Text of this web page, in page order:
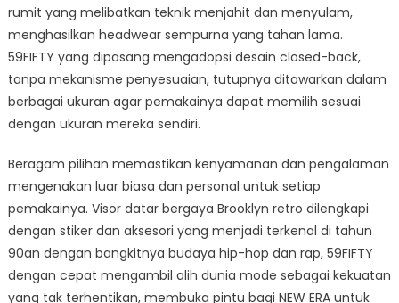
rumit yang melibatkan teknik menjahit dan menyulam,
menghasilkan headwear sempurna yang tahan lama.
59FIFTY yang dipasang mengadopsi desain closed-back,
tanpa mekanisme penyesuaian, tutupnya ditawarkan dalam
berbagai ukuran agar pemakainya dapat memilih sesuai
dengan ukuran mereka sendiri.
Beragam pilihan memastikan kenyamanan dan pengalaman
mengenakan luar biasa dan personal untuk setiap
pemakainya. Visor datar bergaya Brooklyn retro dilengkapi
dengan stiker dan aksesori yang menjadi terkenal di tahun
90an dengan bangkitnya budaya hip-hop dan rap, 59FIFTY
dengan cepat mengambil alih dunia mode sebagai kekuatan
yang tak terhentikan, membuka pintu bagi NEW ERA untuk